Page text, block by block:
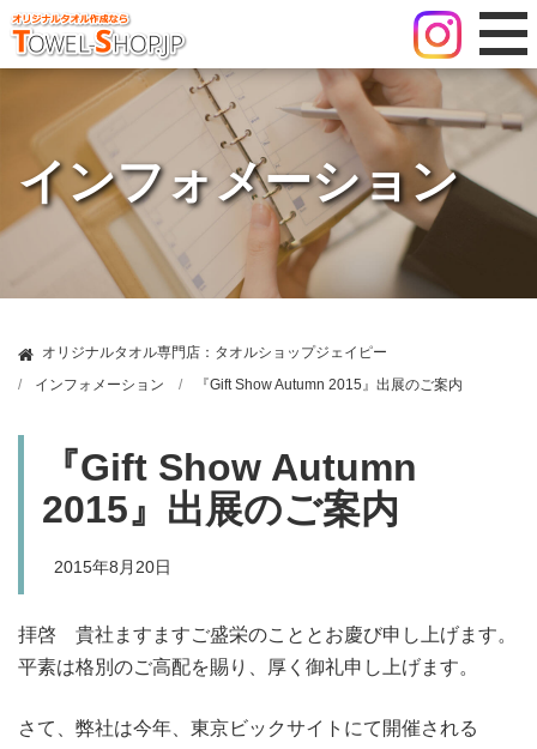
インフォメーション
オリジナルタオル専門店：タオルショップジェイピー
インフォメーション
『Gift Show Autumn 2015』出展のご案内
『Gift Show Autumn
2015』出展のご案内
2015年8月20日
拝啓 貴社ますますご盛栄のこととお慶び申し上げます。
平素は格別のご高配を賜り、厚く御礼申し上げます。
さて、弊社は今年、東京ビックサイトにて開催される